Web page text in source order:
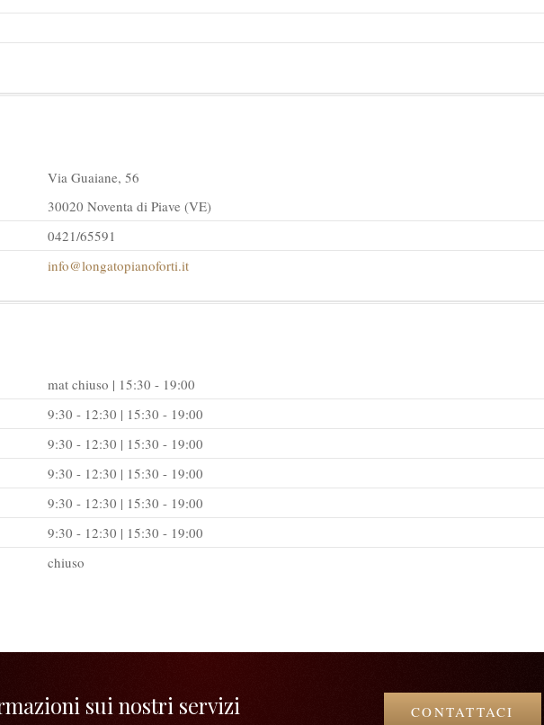
Via Guaiane, 56
30020 Noventa di Piave (VE)
0421/65591
info@longatopianoforti.it
mat chiuso | 15:30 - 19:00
9:30 - 12:30 | 15:30 - 19:00
9:30 - 12:30 | 15:30 - 19:00
9:30 - 12:30 | 15:30 - 19:00
9:30 - 12:30 | 15:30 - 19:00
9:30 - 12:30 | 15:30 - 19:00
chiuso
sui nostri servizi CONTATTACI